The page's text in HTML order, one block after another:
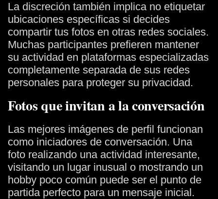
La discreción también implica no etiquetar
ubicaciones específicas si decides
compartir tus fotos en otras redes sociales.
Muchas participantes prefieren mantener
su actividad en plataformas especializadas
completamente separada de sus redes
personales para proteger su privacidad.
Fotos que invitan a la conversación
Las mejores imágenes de perfil funcionan
como iniciadores de conversación. Una
foto realizando una actividad interesante,
visitando un lugar inusual o mostrando un
hobby poco común puede ser el punto de
partida perfecto para un mensaje inicial.